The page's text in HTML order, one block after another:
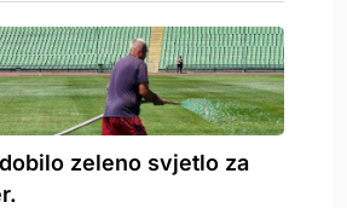
zeleno svjetlo za